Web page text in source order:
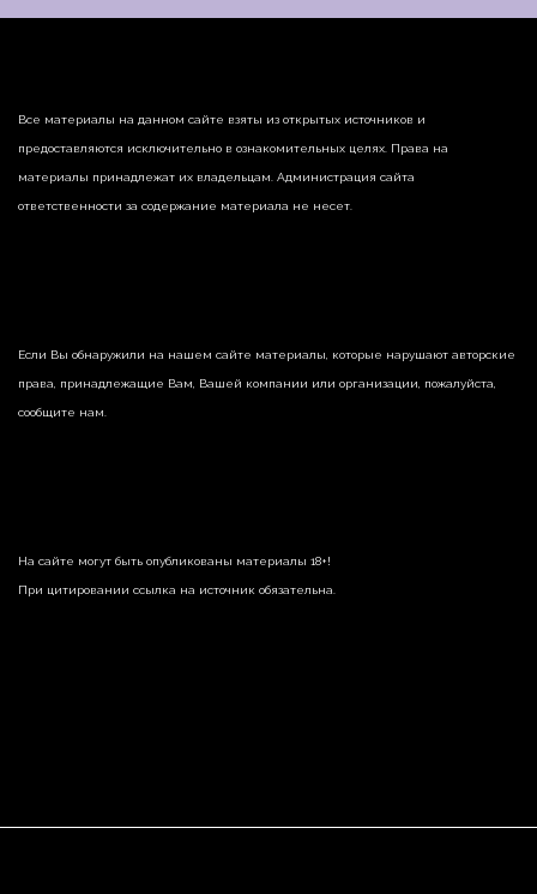
Все материалы на данном сайте взяты из открытых источников и
предоставляются исключительно в ознакомительных целях. Права на
материалы принадлежат их владельцам. Администрация сайта
ответственности за содержание материала не несет.
Если Вы обнаружили на нашем сайте материалы, которые нарушают авторские
права, принадлежащие Вам, Вашей компании или организации, пожалуйста,
сообщите нам.
На сайте могут быть опубликованы материалы 18+!
При цитировании ссылка на источник обязательна.